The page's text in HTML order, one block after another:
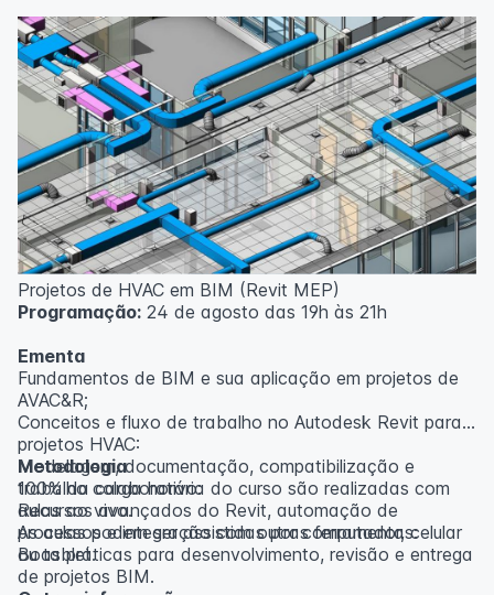
ou tablet.
Outras informações
O curso pode sofrer alteração de dados e horário e os
inscritos serão avisados ​​antecipadamente.
O IPETEC reserva-se o direito de não realizar o curso
caso não atinja o número mínimo de 20 inscritos.
Professor(a):Gabriel Damasceno
Projetos de HVAC em BIM (Revit MEP)
Programação: 24 de agosto das 19h às 21h
Ementa
Fundamentos de BIM e sua aplicação em projetos de
AVAC&R;
Conceitos e fluxo de trabalho no Autodesk Revit para
projetos HVAC:
Modelagem, documentação, compatibilização e
trabalho colaborativo:
Recursos avançados do Revit, automação de
processos e integração com outras ferramentas:
Boas práticas para desenvolvimento, revisão e entrega
de projetos BIM.
Metodologia
100% da carga horária do curso são realizadas com
aulas ao vivo.
As aulas podem ser assistidas por computador, celular
ou tablet.